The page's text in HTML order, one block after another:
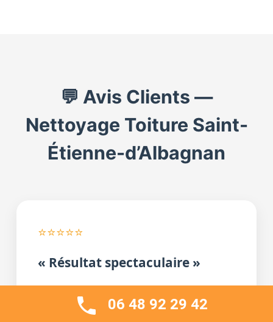
💬 Avis Clients —
Nettoyage Toiture Saint-
Étienne-d’Albagnan
⭐⭐⭐⭐⭐
« Résultat spectaculaire »
« Très satisfait du démoussage de notre
toiture. L’artisan était ponctuel, le travail a
06 48 92 29 42